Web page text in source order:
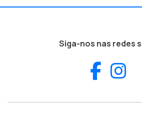
Siga-nos nas redes